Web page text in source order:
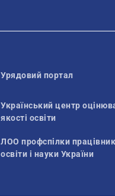
Урядовий портал
Український центр
якості освіти
ЛОО профспілки
освіти і науки України